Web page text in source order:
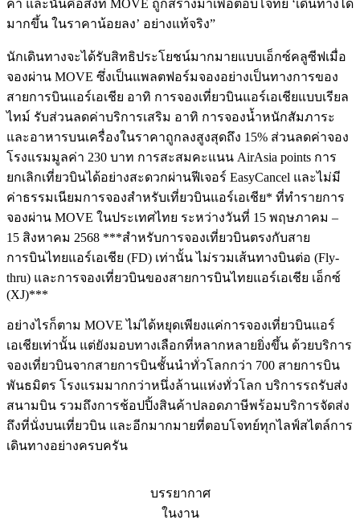
ค่า และนั่นคือสิ่งที่ MOVE ถูกสร้างมาเพื่อตอบโจทย์ ‘เดินทางได้
มากขึ้น ในราคาน้อยลง’ อย่างแท้จริง”
นักเดินทางจะได้รับสิทธิประโยชน์มากมายแบบเอ็กซ์คลูซีฟเมื่อ
จองผ่าน MOVE ซึ่งเป็นแพลตฟอร์มจองอย่างเป็นทางการของ
สายการบินแอร์เอเชีย อาทิ การจองเที่ยวบินแอร์เอเชียแบบเรียล
ไทม์ รับส่วนลดค่าบริการเสริม อาทิ การจองน้ำหนักสัมภาระ
และอาหารบนเครื่องในราคาถูกลงสูงสุดถึง 15% ส่วนลดค่าจอง
โรงแรมมูลค่า 230 บาท การสะสมคะแนน AirAsia points การ
ยกเลิกเที่ยวบินได้อย่างสะดวกผ่านฟีเจอร์ EasyCancel และไม่มี
ค่าธรรมเนียมการจองสำหรับเที่ยวบินแอร์เอเชีย* ที่ทำรายการ
จองผ่าน MOVE ในประเทศไทย ระหว่างวันที่ 15 พฤษภาคม –
15 สิงหาคม 2568 ***สำหรับการจองเที่ยวบินตรงกับสาย
การบินไทยแอร์เอเชีย (FD) เท่านั้น ไม่รวมเส้นทางบินต่อ (Fly-
thru) และการจองเที่ยวบินของสายการบินไทยแอร์เอเชีย เอ็กซ์
(XJ)***
อย่างไรก็ตาม MOVE ไม่ได้หยุดเพียงแค่การจองเที่ยวบินแอร์
เอเชียเท่านั้น แต่ยังมอบทางเลือกที่หลากหลายยิ่งขึ้น ด้วยบริการ
จองเที่ยวบินจากสายการบินชั้นนำทั่วโลกกว่า 700 สายการบิน
พันธมิตร โรงแรมมากกว่าหนึ่งล้านแห่งทั่วโลก บริการรถรับส่ง
สนามบิน รวมถึงการช้อปปิ้งสินค้าปลอดภาษีพร้อมบริการจัดส่ง
ถึงที่นั่งบนเที่ยวบิน และอีกมากมายที่ตอบโจทย์ทุกไลฟ์สไตล์การ
เดินทางอย่างครบครัน
บรรยากาศ
ในงาน